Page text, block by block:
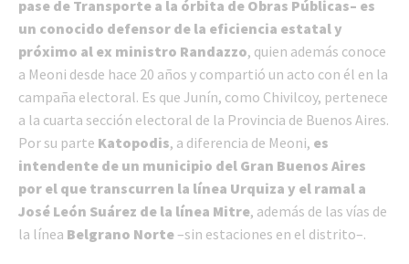
pase de Transporte a la órbita de Obras Públicas– es
un conocido defensor de la eficiencia estatal y
próximo al ex ministro Randazzo, quien además conoce
a Meoni desde hace 20 años y compartió un acto con él en la
campaña electoral. Es que Junín, como Chivilcoy, pertenece
a la cuarta sección electoral de la Provincia de Buenos Aires.
Por su parte Katopodis, a diferencia de Meoni, es
intendente de un municipio del Gran Buenos Aires
por el que transcurren la línea Urquiza y el ramal a
José León Suárez de la línea Mitre, además de las vías de
la línea Belgrano Norte –sin estaciones en el distrito–.